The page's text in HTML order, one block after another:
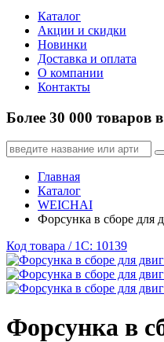
Каталог
Акции и скидки
Новинки
Доставка и оплата
О компании
Контакты
Более 30 000 товаров
Главная
Каталог
WEICHAI
Форсунка в сборе для
Код товара / 1C: 10139
Форсунка в